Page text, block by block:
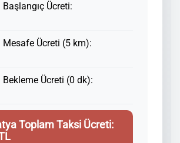
Ücreti:
Ücreti (5 km):
Ücreti (0 dk):
Toplam Taksi Ücreti: